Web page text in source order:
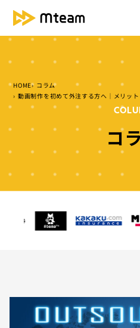
HOME コラム
動画制作を初めて外注する方へ｜メリッ
コ